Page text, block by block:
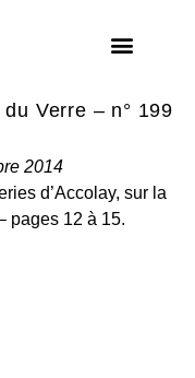
Verre – n° 199
2014
d’Accolay, sur la
pages 12 à 15.